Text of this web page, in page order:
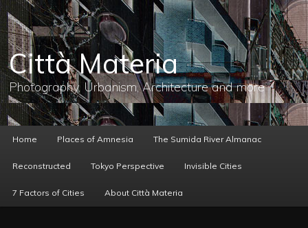
メ
イ
ン
コ
ン
テ
ン
へ
移
動
Città Materia
Photography, Urbanism, Architecture and more
ー
Home Places of Amnesia The Sumida River Almanac
Reconstructed Tokyo Perspective Invisible Cities
7 Factors of Cities About Città Materia